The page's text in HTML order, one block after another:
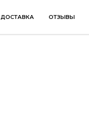
ДОСТАВКА ОТЗЫВЫ